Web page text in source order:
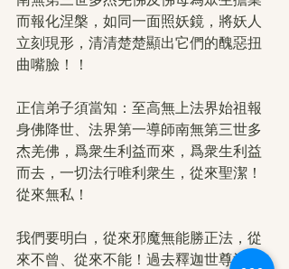
而報化涅槃，如同一面照妖鏡，將妖人
立刻現形，清清楚楚顯出它們的醜惡扭
曲嘴臉！！
正信弟子須當知：至高無上法界始祖報
身佛降世、法界第一導師南無第三世多
杰羌佛，爲衆生利益而來，爲衆生利益
而去，一切法行唯利衆生，從來聖潔！
從來無私！
我們要明白，從來邪魔無能勝正法，從
來不曾、從來不能！過去釋迦世尊涅槃